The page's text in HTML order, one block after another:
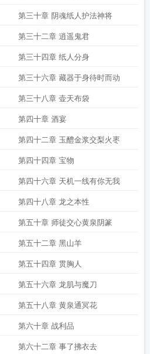
第三十章 阴魂纸人护法神将
第三十二章 逍遥鬼君
第三十四章 纸人分身
第三十六章 藏器于身待时而动
第三十八章 壶天布袋
第四十章 酒宴
第四十二章 玉醴金浆交梨火枣
第四十四章 宝物
第四十六章 天机一线有你无我
第四十八章 龙之本性
第五十章 师徒交心黄泉阴篆
第五十二章 黑山羊
第五十四章 贯胸人
第五十六章 龙肌与魔刀
第五十八章 黄泉通冥花
第六十章 战利品
第六十二章 事了拂衣去